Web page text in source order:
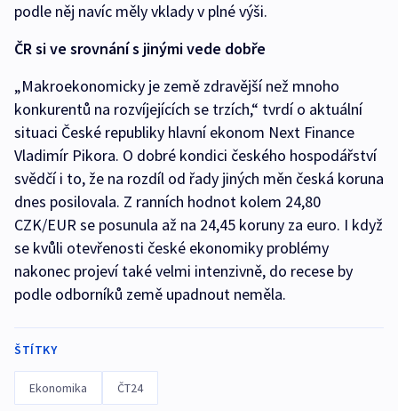
podle něj navíc měly vklady v plné výši.
ČR si ve srovnání s jinými vede dobře
„Makroekonomicky je země zdravější než mnoho
konkurentů na rozvíjejících se trzích,“ tvrdí o aktuální
situaci České republiky hlavní ekonom Next Finance
Vladimír Pikora. O dobré kondici českého hospodářství
svědčí i to, že na rozdíl od řady jiných měn česká koruna
dnes posilovala. Z ranních hodnot kolem 24,80
CZK/EUR se posunula až na 24,45 koruny za euro. I když
se kvůli otevřenosti české ekonomiky problémy
nakonec projeví také velmi intenzivně, do recese by
podle odborníků země upadnout neměla.
ŠTÍTKY
Ekonomika ČT24